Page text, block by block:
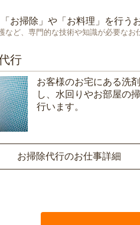
お掃除 」や「 お料理 」を行う
など、専門的な技術や知識が必要なお
行
お客様のお宅にある洗
し、水回りやお部屋の
行います。
お掃除代行のお仕事詳細